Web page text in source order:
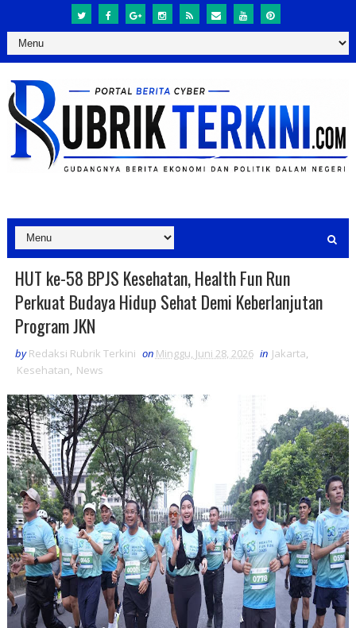
HUT ke-58 BPJS Kesehatan, Health Fun Run
Perkuat Budaya Hidup Sehat Demi Keberlanjutan
Program JKN
by Redaksi Rubrik Terkini on Minggu, Juni 28, 2026 in Jakarta,
Kesehatan, News